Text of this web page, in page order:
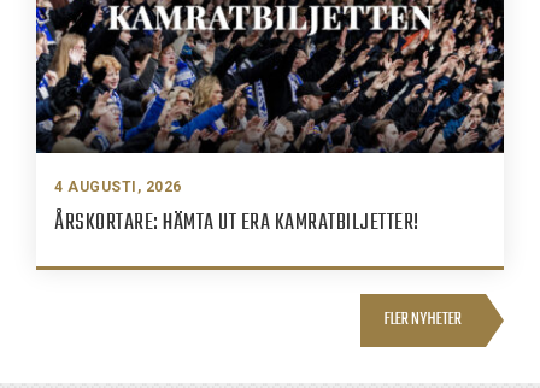
4 AUGUSTI, 2026
ÅRSKORTARE: HÄMTA UT ERA KAMRATBILJETTER!
FLER NYHETER